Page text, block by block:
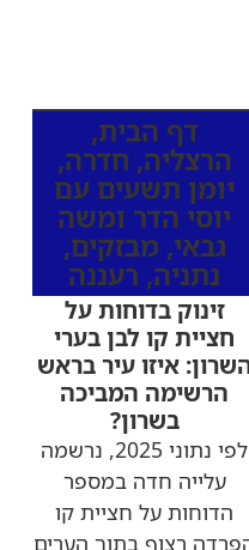
דף הבית,
הרצליה, חדרה,
יומן תשעים עם
יוסי הדר ומשה
גבאי, מבזקים,
נתניה, רעננה
זינוק בדוחות על
חציית קו לבן בערי
איזו עיר בראש
הרשימה המביכה
בשרון?
לפי נתוני 2025, נרשמה
עלייה חדה במספר
הדוחות על חציית קו
רצוף בתוך הערים